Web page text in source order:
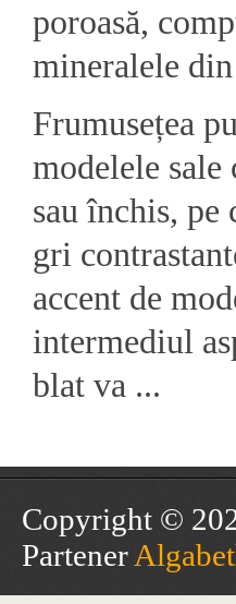
poroasă,
mineralele
Frumusețea
modelele
sau închis, pe
gri
accent de
intermediul
blat va ...
Copyright ©
Partener